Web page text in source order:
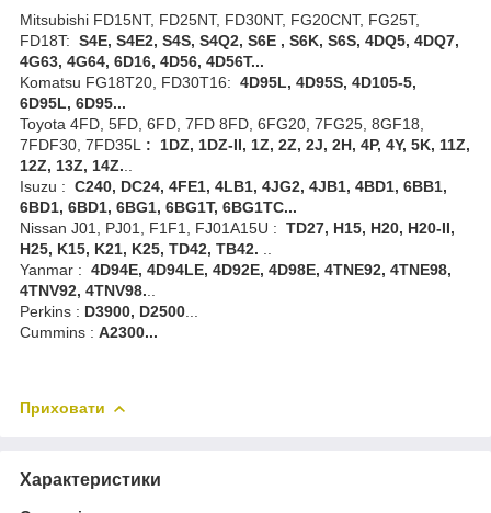
Mitsubishi FD15NT, FD25NT, FD30NT, FG20CNT, FG25T,
FD18T: S4E, S4E2, S4S, S4Q2, S6E , S6K, S6S, 4DQ5, 4DQ7,
4G63, 4G64, 6D16, 4D56, 4D56T...
Komatsu FG18T20, FD30T16: 4D95L, 4D95S, 4D105-5,
6D95L, 6D95...
Toyota 4FD, 5FD, 6FD, 7FD 8FD, 6FG20, 7FG25, 8GF18,
7FDF30, 7FD35L
: 1DZ, 1DZ-II, 1Z, 2Z, 2J, 2H, 4P, 4Y, 5K, 11Z,
12Z, 13Z, 14Z.
Isuzu : C240, DC24, 4FE1, 4LB1, 4JG2, 4JB1, 4BD1, 6BB1,
6BD1, 6BD1, 6BG1, 6BG1T, 6BG1TC...
Nissan J01, PJ01, F1F1, FJ01A15U : TD27, H15, H20, H20-II,
H25, K15, K21, K25, TD42, TB42.
Yanmar : 4D94E, 4D94LE, 4D92E, 4D98E, 4TNE92, 4TNE98,
4TNV92, 4TNV98.
Perkins : D3900, D2500
Cummins : A2300...
Приховати
Характеристики